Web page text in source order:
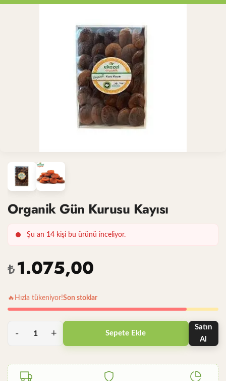
Organik Gün Kurusu Kayısı
Şu an 14 kişi bu ürünü inceliyor.
₺1.075,00
🔥 Hızla tükeniyor!Son stoklar
Sepete Ekle
Satın
Al